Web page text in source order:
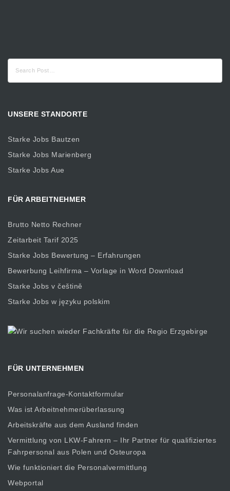
nach:
UNSERE STANDORTE
Starke Jobs Bautzen
Starke Jobs Marienberg
Starke Jobs Aue
FÜR ARBEITNEHMER
Brutto Netto Rechner
Zeitarbeit Tarif 2025
Starke Jobs Bewertung – Erfahrungen
Bewerbung Leihfirma – Vorlage in Word Download
Starke Jobs v češtině
Starke Jobs w języku polskim
FÜR UNTERNEHMEN
Personalanfrage-Kontaktformular
Was ist Arbeitnehmerüberlassung
Arbeitskräfte aus dem Ausland finden
Vermittlung von LKW-Fahrern – Ihr Partner für qualifiziertes
Fahrpersonal aus Polen und Osteuropa
Wie funktioniert die Personalvermittlung
Webportal